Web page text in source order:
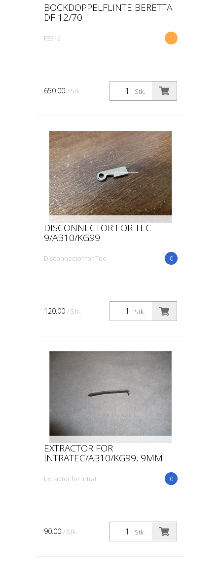
BOCKDOPPELFLINTE BERETTA
DF 12/70
1
F2312
Stk.
650.00 / Stk.
DISCONNECTOR FOR TEC
9/AB10/KG99
0
Disconnector for Tec
Stk.
120.00 / Stk.
EXTRACTOR FOR
INTRATEC/AB10/KG99, 9MM
0
Extractor for Intrat
Stk.
90.00 / Stk.